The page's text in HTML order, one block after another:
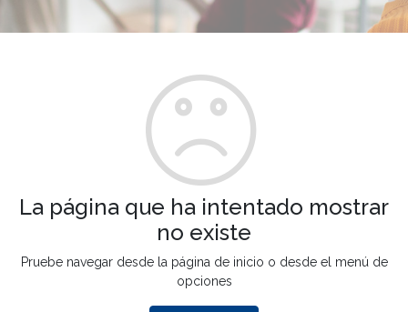
La página que ha intentado mostrar
no existe
Pruebe navegar desde la página de inicio o desde el menú de
opciones